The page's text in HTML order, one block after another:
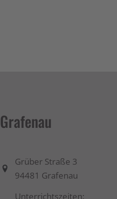
Grafenau
Grüber Straße 3
94481 Grafenau
Unterrichtszeiten: